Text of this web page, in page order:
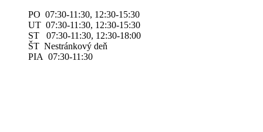
PO 07:30-11:30, 12:30-15:30
UT 07:30-11:30, 12:30-15:30
ST 07:30-11:30, 12:30-18:00
ŠT Nestránkový deň
PIA 07:30-11:30